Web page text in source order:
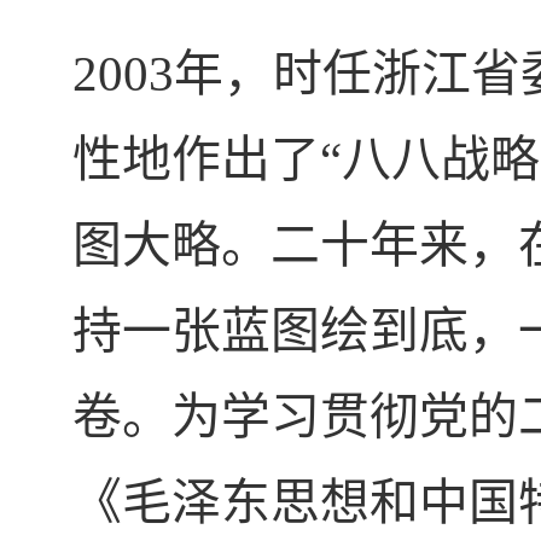
2003年，时任浙江省
性地作出了“八八战
图大略。二十年来，
持一张蓝图绘到底，
卷。为学习贯彻党的
《毛泽东思想和中